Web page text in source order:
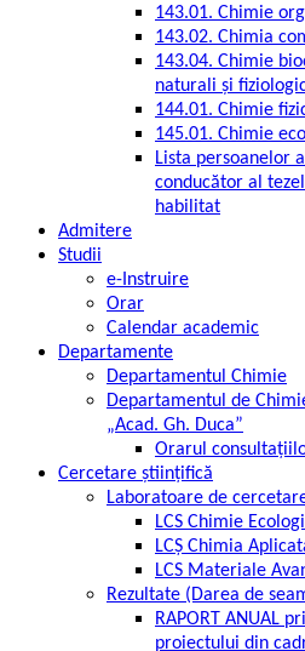
143.01. Chimie
143.02. Chimia
143.04. Chimie
naturali și
144.01. Chimie
145.01. Chimie
Lista persoanelor
conducător al
habilitat
Admitere
Studii
e-Instruire
Orar
Calendar academic
Departamente
Departamentul Chimie
Departamentul de
„Acad. Gh. Duca”
Orarul
Cercetare ştiinţifică
Laboratoare de
LCS Chimie
LCȘ Chimia
LCS Materiale
Rezultate (Darea de
RAPORT ANUAL
proiectului din